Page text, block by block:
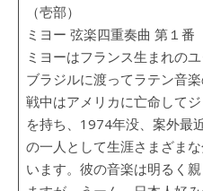
（壱部）
ミヨー 弦楽四重奏曲 第１番
ミヨーはフランス生まれの
ブラジルに渡ってラテン音
戦中はアメリカに亡命して
を持ち、1974年没、案外最
の一人として生涯さまざま
います。彼の音楽は明るく